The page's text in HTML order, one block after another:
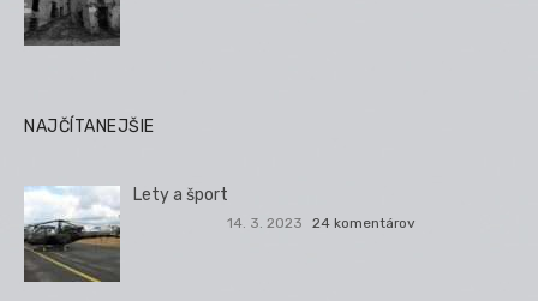
NAJČÍTANEJŠIE
Lety a šport
14. 3. 2023 24 komentárov